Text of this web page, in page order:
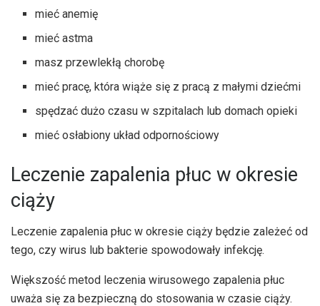
mieć anemię
miećastma
masz przewlekłą chorobę
mieć pracę, która wiąże się z pracą z małymi dziećmi
spędzać dużo czasu w szpitalach lub domach opieki
mieć osłabiony układ odpornościowy
Leczenie zapalenia płuc w okresie
ciąży
Leczenie zapalenia płuc w okresie ciąży będzie zależeć od
tego, czy wirus lub bakterie spowodowały infekcję.
Większość metod leczenia wirusowego zapalenia płuc
uważa się za bezpieczną do stosowania w czasie ciąży.